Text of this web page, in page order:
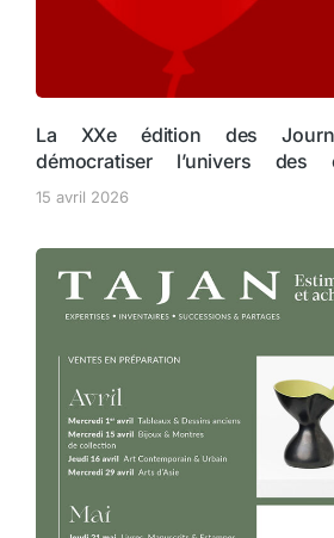
La XXe édition des
démocratiser l’univers des
15 avril 2026